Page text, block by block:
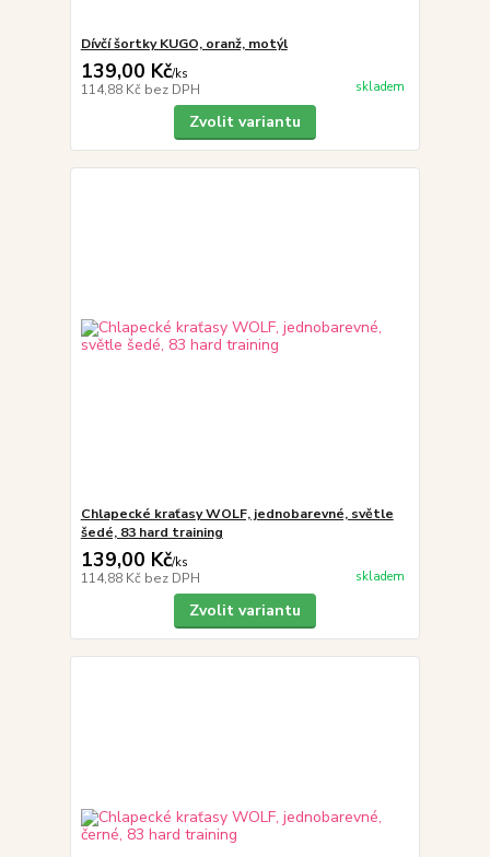
Dívčí šortky KUGO, oranž, motýl
139,00 Kč/ks
114,88 Kč bez DPH skladem
Zvolit variantu
Chlapecké kraťasy WOLF, jednobarevné, světle
šedé, 83 hard training
139,00 Kč/ks
114,88 Kč bez DPH skladem
Zvolit variantu